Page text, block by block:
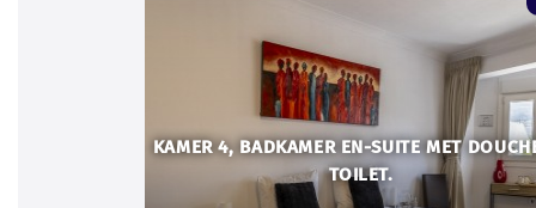
KAMER 4, BADKAMER EN-SUITE MET
TOILET.